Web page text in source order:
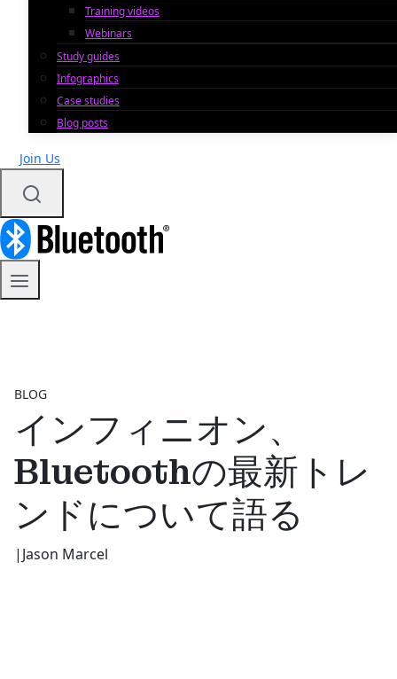
Training videos
Webinars
Study guides
Infographics
Case studies
Blog posts
Join Us
BLOG
インフィニオン、
Bluetoothの最新トレ
ンドについて語る
| Jason Marcel